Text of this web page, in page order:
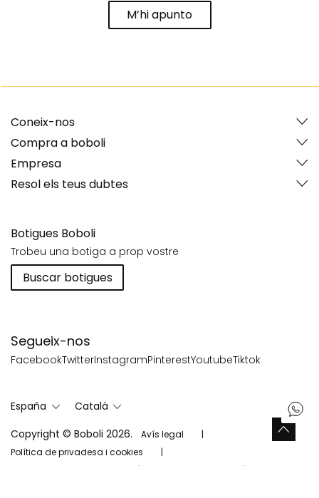
M’hi apunto
Segueix-nos
FacebookTwitterInstagramPinterestYoutubeTiktok
Coneix-nos
Compra a boboli
Empresa
Resol els teus dubtes
Botigues Boboli
Trobeu una botiga a prop vostre
Buscar botigues
España
Català
Copyright © Boboli 2026.
Avís legal
Política de privadesa i cookies